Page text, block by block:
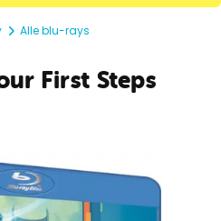
Alle blu-rays
First Steps